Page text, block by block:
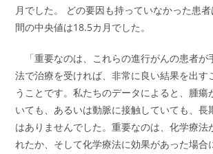
月でした。 どの要因も持っていなかった患
間の中央値は18.5カ月でした。
「重要なのは、これらの進行がんの患者が
法で治療を受ければ、非常に良い結果を出す
うことです。私たちのデータによると、腫瘍
いても、あるいは動脈に接触していても、長
はありませんでした。重要なのは、化学療法
れたか、そして化学療法に効果があった場合